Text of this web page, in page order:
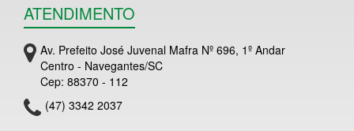
ATENDIMENTO
Av. Prefeito José Juvenal Mafra Nº 696, 1º Andar
Centro - Navegantes/SC
Cep: 88370 - 112
(47) 3342 2037